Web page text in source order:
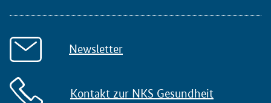
Newsletter
Kontakt zur NKS Gesundheit